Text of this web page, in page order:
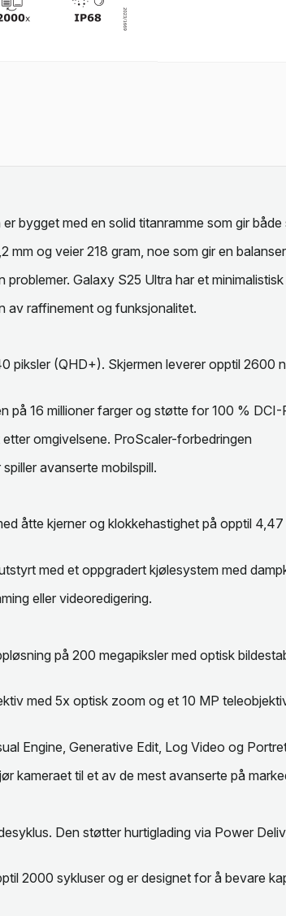
bygget med en solid titanramme som gir
og veier 218 gram, noe som gir en
Galaxy S25 Ultra har et minimalistisk
av raffinement og funksjonalitet.
piksler (QHD+). Skjermen leverer opptil 2600
på 16 millioner farger og støtte for 100 % DCI-
omgivelsene. ProScaler-forbedringen
avanserte mobilspill.
åtte kjerner og klokkehastighet på opptil
med et oppgradert kjølesystem med
eller videoredigering.
på 200 megapiksler med optisk
med 5x optisk zoom og et 10 MP
Engine, Generative Edit, Log Video og
kameraet til et av de mest avanserte på
Den støtter hurtiglading via Power
2000 sykluser og er designet for å bevare